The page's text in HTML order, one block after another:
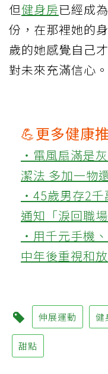
但健身房已經成
份，在那裡她的
歲的她感覺自己
對未來充滿信心。
💪更多健康
‧電風扇滿是
潔法 多加一物
‧45歲男存2千
通知「淚回職
‧用千元手機
中年後重視和
伸展運動 健
甜點